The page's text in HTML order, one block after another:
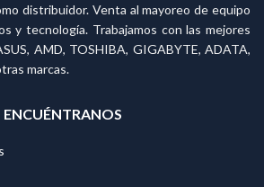
distribuidor. Venta al mayoreo de equipo
y tecnología. Trabajamos con las mejores
AMD, TOSHIBA, GIGABYTE, ADATA,
marcas.
ENCUÉNTRANOS